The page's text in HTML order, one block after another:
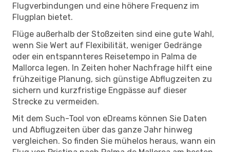
Flugverbindungen und eine höhere Frequenz im
Flugplan bietet.
Flüge außerhalb der Stoßzeiten sind eine gute Wahl,
wenn Sie Wert auf Flexibilität, weniger Gedränge
oder ein entspannteres Reisetempo in Palma de
Mallorca legen. In Zeiten hoher Nachfrage hilft eine
frühzeitige Planung, sich günstige Abflugzeiten zu
sichern und kurzfristige Engpässe auf dieser
Strecke zu vermeiden.
Mit dem Such-Tool von eDreams können Sie Daten
und Abflugzeiten über das ganze Jahr hinweg
vergleichen. So finden Sie mühelos heraus, wann ein